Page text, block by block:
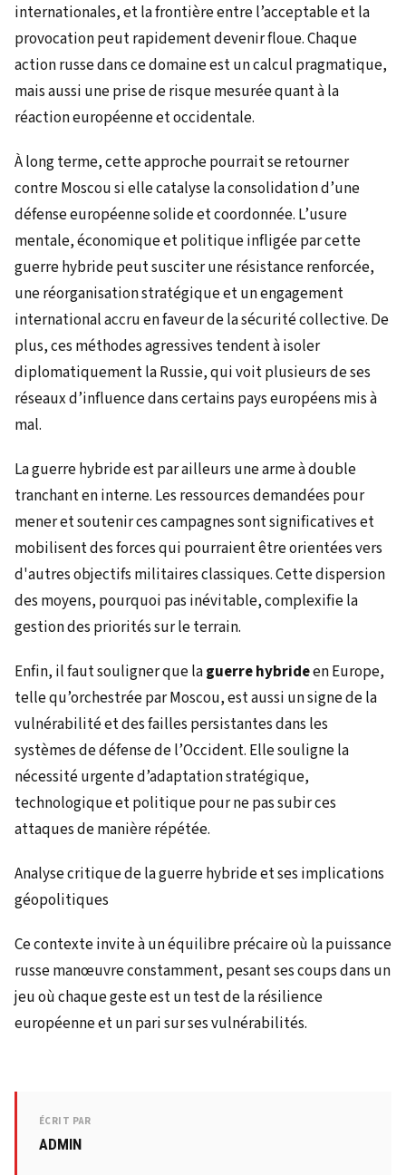
internationales, et la frontière entre l’acceptable et la
provocation peut rapidement devenir floue. Chaque
action russe dans ce domaine est un calcul pragmatique,
mais aussi une prise de risque mesurée quant à la
réaction européenne et occidentale.
À long terme, cette approche pourrait se retourner
contre Moscou si elle catalyse la consolidation d’une
défense européenne solide et coordonnée. L’usure
mentale, économique et politique infligée par cette
guerre hybride peut susciter une résistance renforcée,
une réorganisation stratégique et un engagement
international accru en faveur de la sécurité collective. De
plus, ces méthodes agressives tendent à isoler
diplomatiquement la Russie, qui voit plusieurs de ses
réseaux d’influence dans certains pays européens mis à
mal.
La guerre hybride est par ailleurs une arme à double
tranchant en interne. Les ressources demandées pour
mener et soutenir ces campagnes sont significatives et
mobilisent des forces qui pourraient être orientées vers
d'autres objectifs militaires classiques. Cette dispersion
des moyens, pourquoi pas inévitable, complexifie la
gestion des priorités sur le terrain.
Enfin, il faut souligner que laguerre hybrideen Europe,
telle qu’orchestrée par Moscou, est aussi un signe de la
vulnérabilité et des failles persistantes dans les
systèmes de défense de l’Occident. Elle souligne la
nécessité urgente d’adaptation stratégique,
technologique et politique pour ne pas subir ces
attaques de manière répétée.
Analyse critique de la guerre hybride et ses implications
géopolitiques
Ce contexte invite à un équilibre précaire où la puissance
russe manœuvre constamment, pesant ses coups dans un
jeu où chaque geste est un test de la résilience
européenne et un pari sur ses vulnérabilités.
ÉCRIT PAR
ADMIN